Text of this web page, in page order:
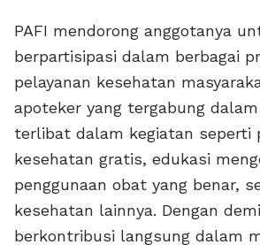
PAFI mendorong anggotanya
berpartisipasi dalam berbagai
pelayanan kesehatan
apoteker yang tergabung
terlibat dalam kegiatan seperti
kesehatan gratis, edukasi
penggunaan obat yang benar,
kesehatan lainnya. Dengan
berkontribusi langsung dalam